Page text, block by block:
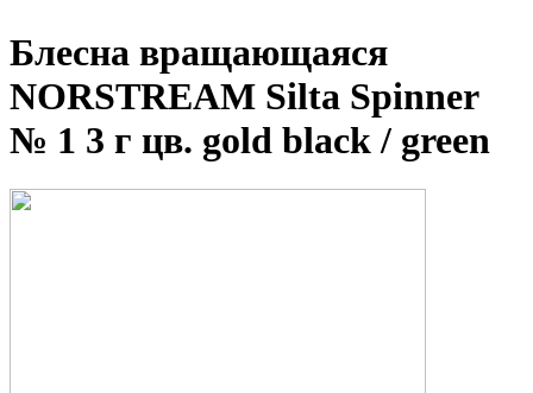
Блесна вращающаяся
NORSTREAM Silta Spinner
№ 1 3 г цв. gold black / green